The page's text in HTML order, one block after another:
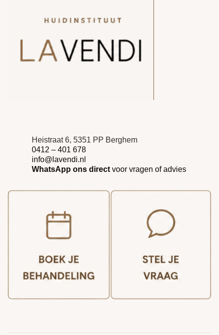
Heistraat 6, 5351 PP Berghem
0412 – 401 678
info@lavendi.nl
WhatsApp ons direct voor vragen of advies